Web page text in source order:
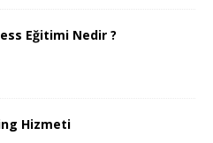
Eğitimi Nedir ?
Hizmeti